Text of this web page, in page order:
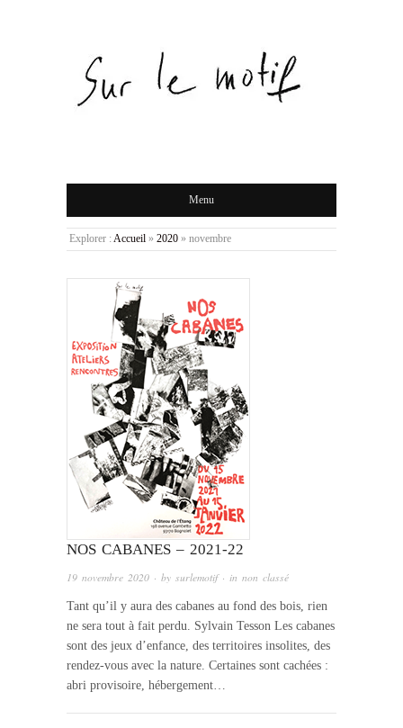
Menu
Explorer : Accueil » 2020 » novembre
NOS CABANES – 2021-22
19 novembre 2020 · by surlemotif· in non classé
Tant qu’il y aura des cabanes au fond des bois, rien
ne sera tout à fait perdu. Sylvain Tesson Les cabanes
sont des jeux d’enfance, des territoires insolites, des
rendez-vous avec la nature. Certaines sont cachées :
abri provisoire, hébergement…